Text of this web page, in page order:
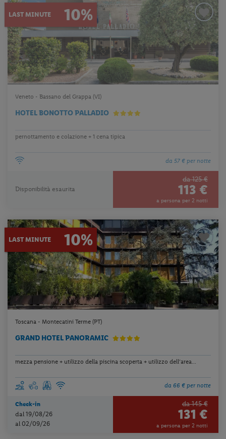
LAST MINUTE 10%
Veneto - Bassano del Grappa (VI)
HOTEL BONOTTO PALLADIO
pernottamento e colazione + 1 cena tipica
da 57 € per notte
Disponibilità esaurita
da 125 €
113 €
a persona per 2 notti
LAST MINUTE 10%
Toscana - Montecatini Terme (PT)
GRAND HOTEL PANORAMIC
mezza pensione + utilizzo della piscina scoperta + utilizzo dell’area...
da 66 € per notte
Check-in
dal 19/08/26
al 02/09/26
da 145 €
131 €
a persona per 2 notti